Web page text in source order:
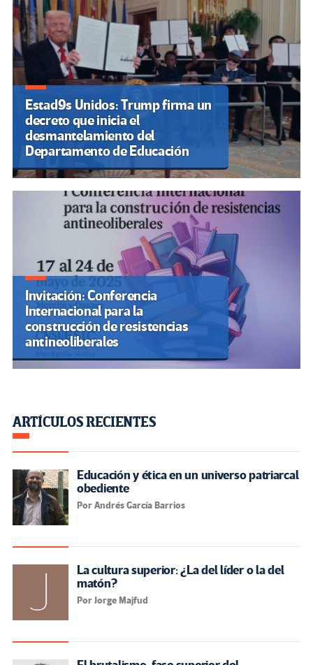
Estad9s Unidos: Trump firma un
decreto que inicia el
desmantelamiento del
Departamento de Educación
Invitación: Conferencia
Internacional para la
construcción de resistencias
antineoliberales
ARTÍCULOS RECIENTES
Educación y ética en un universo patriarcal
obediente
Por Andrés García Barrios
La cultura superior: ¿La del líder o la del
matón?
Por Jorge Majfud